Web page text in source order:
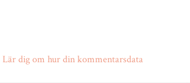
Lär dig om hur din kommentarsdata